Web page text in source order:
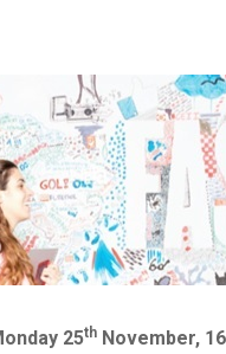
25th November,